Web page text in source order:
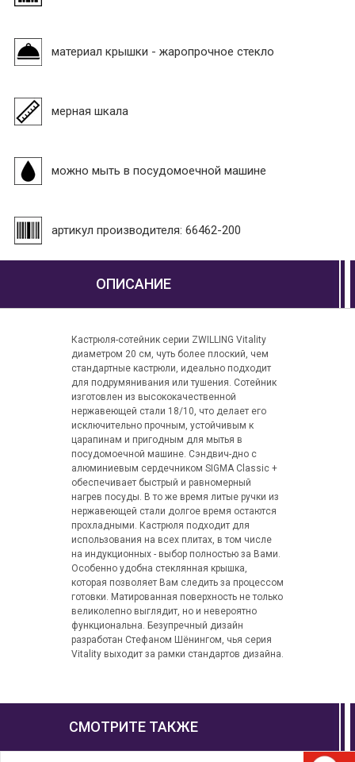
материал крышки - жаропрочное стекло
мерная шкала
можно мыть в посудомоечной машине
артикул производителя: 66462-200
ОПИСАНИЕ
Кастрюля-сотейник серии ZWILLING Vitality
диаметром 20 см, чуть более плоский, чем
стандартные кастрюли, идеально подходит
для подрумянивания или тушения. Сотейник
изготовлен из высококачественной
нержавеющей стали 18/10, что делает его
исключительно прочным, устойчивым к
царапинам и пригодным для мытья в
посудомоечной машине. Сэндвич-дно с
алюминиевым сердечником SIGMA Classic +
обеспечивает быстрый и равномерный
нагрев посуды. В то же время литые ручки из
нержавеющей стали долгое время остаются
прохладными. Кастрюля подходит для
использования на всех плитах, в том числе
на индукционных - выбор полностью за Вами.
Особенно удобна стеклянная крышка,
которая позволяет Вам следить за процессом
готовки. Матированная поверхность не только
великолепно выглядит, но и невероятно
функциональна. Безупречный дизайн
разработан Стефаном Шёнингом, чья серия
Vitality выходит за рамки стандартов дизайна.
СМОТРИТЕ ТАКЖЕ